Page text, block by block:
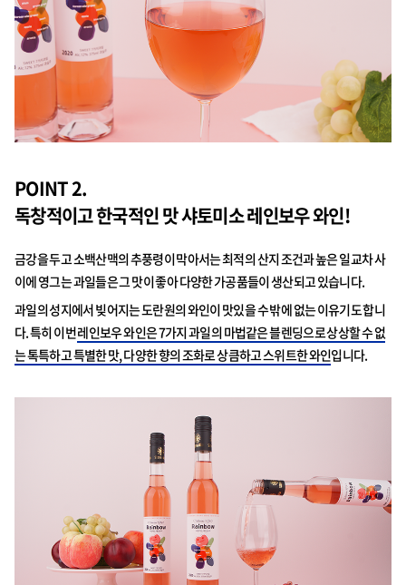
POINT 2.
독창적이고 한국적인 맛 샤토미소 레인보우 와인!
금강을 두고 소백산맥의 추풍령이 막아서는 최적의 산지 조건과 높은 일교차 사
이에 영그는 과일들은 그 맛이 좋아 다양한 가공품들이 생산되고 있습니다.
과일의 성지에서 빚어지는 도란원의 와인이 맛있을 수 밖에 없는 이유기도 합니
다. 특히 이번레인보우 와인은 7가지 과일의 마법같은 블렌딩으로 상상할 수 없
는 톡특하고 특별한 맛, 다양한 향의 조화로 상큼하고 스위트한 와인입니다.